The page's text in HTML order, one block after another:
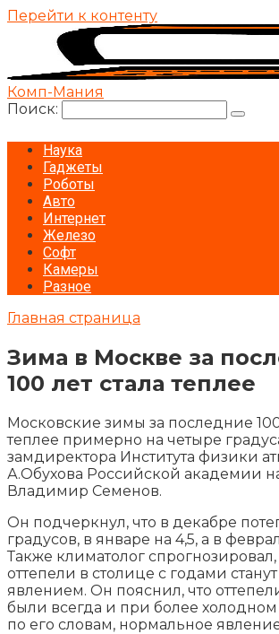
Перейти к контенту
Комп-Мания
Поиск:
Наука
Гаджеты
Роботы
Авто
Интернет
Железо
Софт
Камеры
Разное
Главная страница
Зима в Москве за
100 лет стала теплее
Московские зимы за последние 100
теплее примерно на четыре
замдиректора Института физики
А.Обухова Российской академии
Владимир Семенов.
Он подчеркнул, что в декабре
градусов, в январе на 4,5, а в
Также климатолог
оттепели в столице с годами
явлением. Он пояснил, что
были всегда и при более холодном
по его словам, нормальное